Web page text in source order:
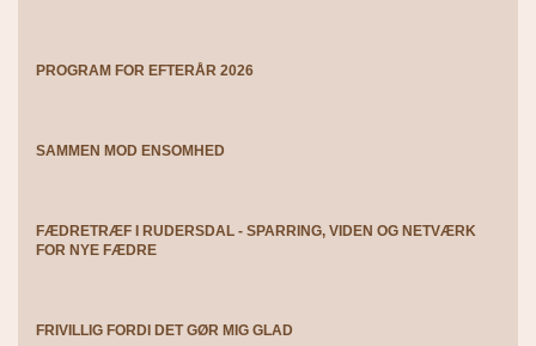
PROGRAM FOR EFTERÅR 2026
SAMMEN MOD ENSOMHED
FÆDRETRÆF I RUDERSDAL - SPARRING, VIDEN OG NETVÆRK
FOR NYE FÆDRE
FRIVILLIG FORDI DET GØR MIG GLAD